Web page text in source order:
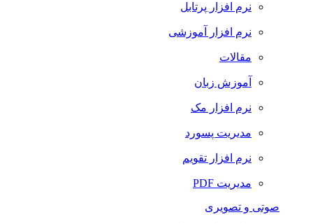
نرم افزار پرتابل
نرم افزار آموزشی
مقالات
آموزش زبان
نرم افزار مک
مدیریت پسورد
نرم افزار تقویم
مدیریت PDF
صوتی و تصویری